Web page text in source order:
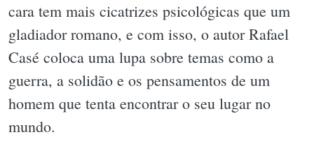
cara tem mais cicatrizes psicológicas que um
gladiador romano, e com isso, o autor Rafael
Casé coloca uma lupa sobre temas como a
guerra, a solidão e os pensamentos de um
homem que tenta encontrar o seu lugar no
mundo.